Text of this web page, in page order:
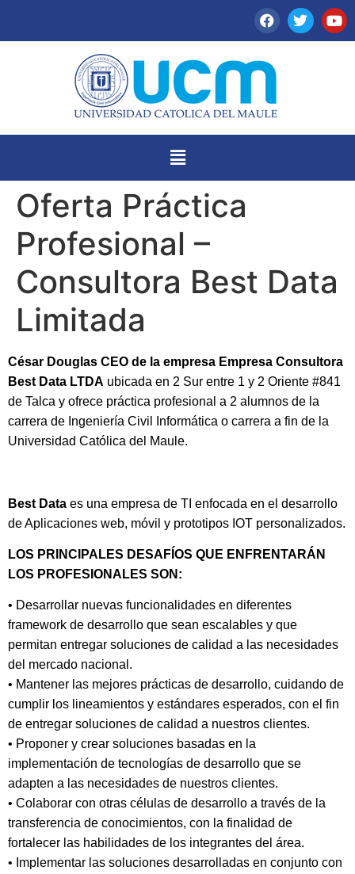
Oferta Práctica
Profesional –
Consultora Best Data
Limitada
César Douglas CEO de la empresa Empresa Consultora
Best Data LTDA ubicada en 2 Sur entre 1 y 2 Oriente #841
de Talca y ofrece práctica profesional a 2 alumnos de la
carrera de Ingeniería Civil Informática o carrera a fin de la
Universidad Católica del Maule.
Best Data es una empresa de TI enfocada en el desarrollo
de Aplicaciones web, móvil y prototipos IOT personalizados.
LOS PRINCIPALES DESAFÍOS QUE ENFRENTARÁN
LOS PROFESIONALES SON:
• Desarrollar nuevas funcionalidades en diferentes
framework de desarrollo que sean escalables y que
permitan entregar soluciones de calidad a las necesidades
del mercado nacional.
• Mantener las mejores prácticas de desarrollo, cuidando de
cumplir los lineamientos y estándares esperados, con el fin
de entregar soluciones de calidad a nuestros clientes.
• Proponer y crear soluciones basadas en la
implementación de tecnologías de desarrollo que se
adapten a las necesidades de nuestros clientes.
• Colaborar con otras células de desarrollo a través de la
transferencia de conocimientos, con la finalidad de
fortalecer las habilidades de los integrantes del área.
• Implementar las soluciones desarrolladas en conjunto con